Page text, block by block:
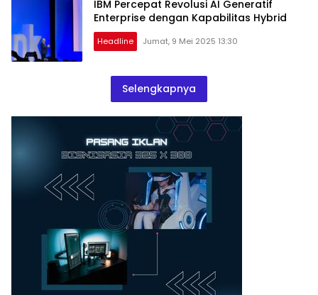
IBM Percepat Revolusi AI Generatif
Enterprise dengan Kapabilitas Hybrid
Headline Jumat, 9 Mei 2025 13:30
Selengkapnya